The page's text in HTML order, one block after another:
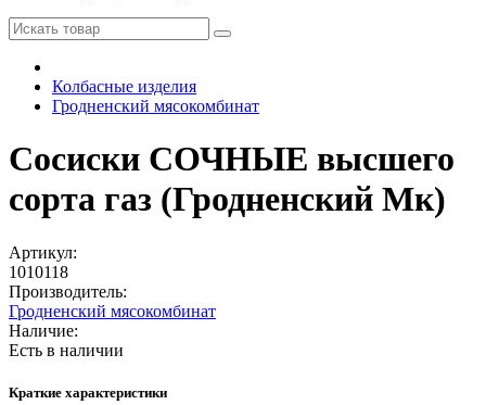
Колбасные изделия
Гродненский мясокомбинат
Сосиски СОЧНЫЕ высшего
сорта газ (Гродненский Мк)
Артикул:
1010118
Производитель:
Гродненский мясокомбинат
Наличие:
Есть в наличии
Краткие характеристики